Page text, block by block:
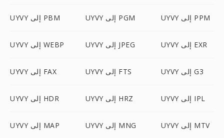
UYVY إلى PBM UYVY إلى PGM UYVY إلى PPM
UYVY إلى WEBP UYVY إلى JPEG UYVY إلى EXR
UYVY إلى FAX UYVY إلى FTS UYVY إلى G3
UYVY إلى HDR UYVY إلى HRZ UYVY إلى IPL
UYVY إلى MAP UYVY إلى MNG UYVY إلى MTV